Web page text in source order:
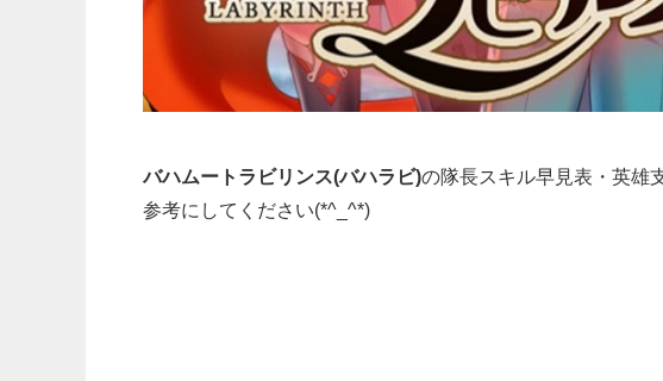
バハムートラビリンス(バハラビ)の隊長スキル早見表・英雄
参考にしてください(*^_^*)